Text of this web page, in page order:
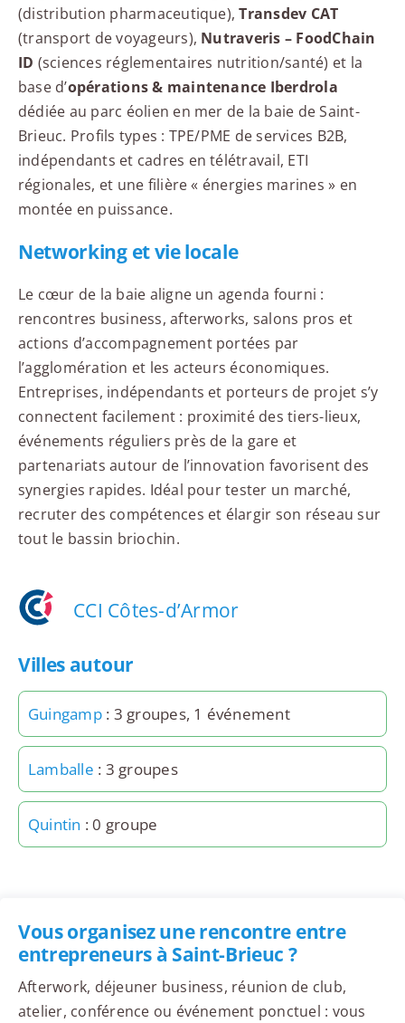
(distribution pharmaceutique),Transdev CAT
(transport de voyageurs), Nutraveris – FoodChain
ID (sciences réglementaires nutrition/santé) et la
base d’opérations & maintenance Iberdrola
dédiée au parc éolien en mer de la baie de Saint-
Brieuc. Profils types : TPE/PME de services B2B,
indépendants et cadres en télétravail, ETI
régionales, et une filière « énergies marines » en
montée en puissance.
Networking et vie locale
Le cœur de la baie aligne un agenda fourni :
rencontres business, afterworks, salons pros et
actions d’accompagnement portées par
l’agglomération et les acteurs économiques.
Entreprises, indépendants et porteurs de projet s’y
connectent facilement : proximité des tiers-lieux,
événements réguliers près de la gare et
partenariats autour de l’innovation favorisent des
synergies rapides. Idéal pour tester un marché,
recruter des compétences et élargir son réseau sur
tout le bassin briochin.
CCI Côtes-d’Armor
Villes autour
Guingamp: 3 groupes, 1 événement
Lamballe : 3 groupes
Quintin : 0 groupe
Vous organisez une rencontre entre
entrepreneurs à Saint-Brieuc ?
Afterwork, déjeuner business, réunion de club,
atelier, conférence ou événement ponctuel : vous